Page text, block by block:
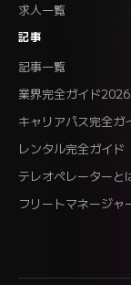
求人一覧
記事
記事一覧
業界完全ガイド2026
キャリアパス完全ガ
レンタル完全ガイド
テレオペレーターと
フリートマネージャ